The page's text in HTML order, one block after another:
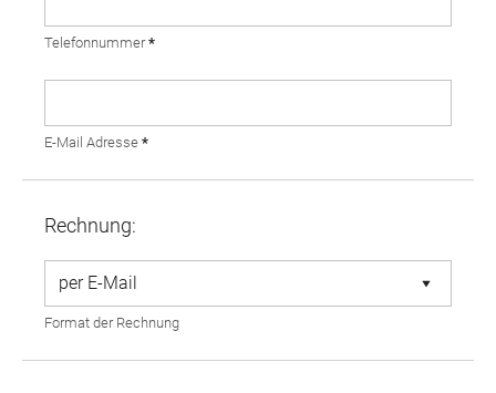
Telefonnummer*
E-Mail Adresse *
Rechnung:
Format der Rechnung